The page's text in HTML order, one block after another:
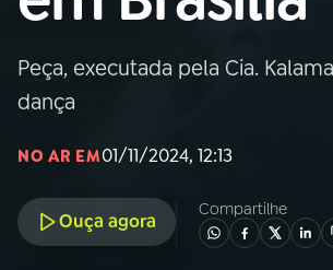
05 PODCASTS
07ÚLTIMAS
FESTIVAL DE MÚSICA
Peça, executada pela Cia.
dança
NO AR EM01/11/2024, 12:13
Ouça agora
Compartilhe